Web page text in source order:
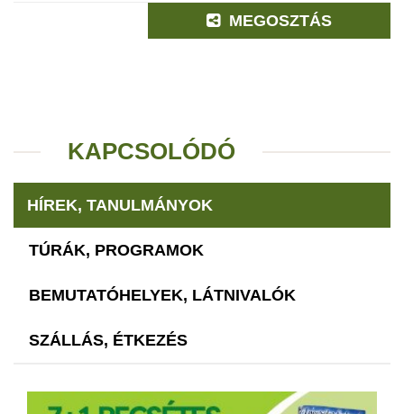
MEGOSZTÁS
KAPCSOLÓDÓ
HÍREK, TANULMÁNYOK
TÚRÁK, PROGRAMOK
BEMUTATÓHELYEK, LÁTNIVALÓK
SZÁLLÁS, ÉTKEZÉS